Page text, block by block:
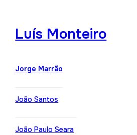
Luís Monteiro
Jorge Marrão
João Santos
João Paulo Seara